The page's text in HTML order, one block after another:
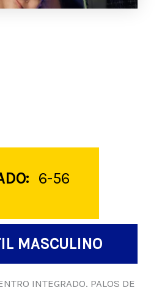
6-56
MASCULINO
INTEGRADO. PALOS DE